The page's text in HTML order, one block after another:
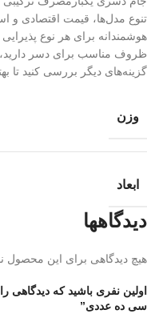
تنوع مدل‌ها، قیمت اقتصادی و
هوشمندانه برای هر نوع
ظروف مناسب برای دسر
گزینه‌های دیگر بررسی کنید تا
وزن
ابعاد
دیدگاهها
هیچ دیدگاهی برای این
سی ده عددی”